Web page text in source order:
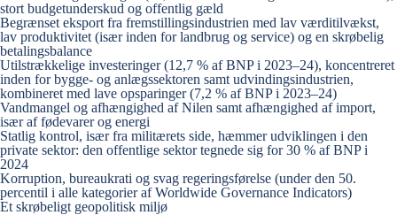
stort budgetunderskud og offentlig gæld
Begrænset eksport fra fremstillingsindustrien med lav værditilvækst,
lav produktivitet (især inden for landbrug og service) og en skrøbelig
betalingsbalance
Utilstrækkelige investeringer (12,7 % af BNP i 2023–24), koncentreret
inden for bygge- og anlægssektoren samt udvindingsindustrien,
kombineret med lave opsparinger (7,2 % af BNP i 2023–24)
Vandmangel og afhængighed af Nilen samt afhængighed af import,
især af fødevarer og energi
Statlig kontrol, især fra militærets side, hæmmer udviklingen i den
private sektor: den offentlige sektor tegnede sig for 30 % af BNP i
2024
Korruption, bureaukrati og svag regeringsførelse (under den 50.
percentil i alle kategorier af Worldwide Governance Indicators)
Et skrøbeligt geopolitisk miljø